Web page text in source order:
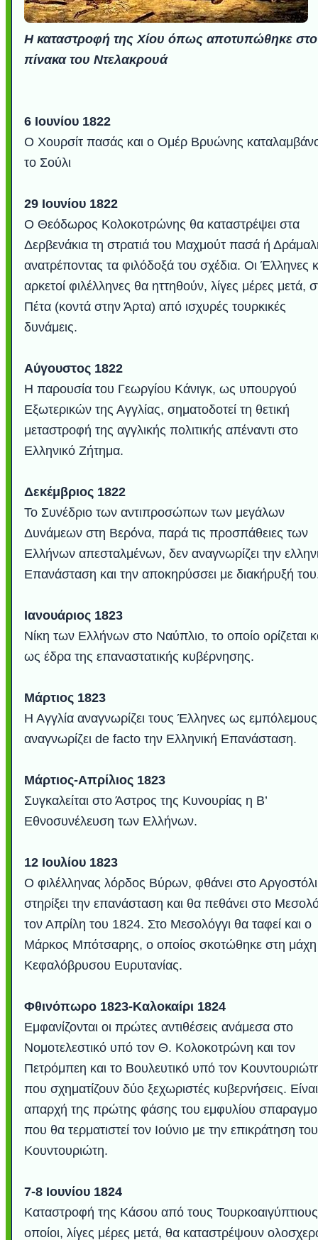
Η καταστροφή της Χίου όπως αποτυπώθηκε
πίνακα του Ντελακρουά
6 Ιουνίου 1822
Ο Χουρσίτ πασάς και ο Ομέρ Βρυώνης
το Σούλι
29 Ιουνίου 1822
Ο Θεόδωρος Κολοκοτρώνης θα καταστρέψει στα
Δερβενάκια τη στρατιά του Μαχμούτ πασά ή
ανατρέποντας τα φιλόδοξά του σχέδια. Οι Έλληνες
αρκετοί φιλέλληνες θα ηττηθούν, λίγες μέρες μετά,
Πέτα (κοντά στην Άρτα) από ισχυρές τουρκικές
δυνάμεις.
Αύγουστος 1822
Η παρουσία του Γεωργίου Κάνιγκ, ως υπουργού
Εξωτερικών της Αγγλίας, σηματοδοτεί τη θετική
μεταστροφή της αγγλικής πολιτικής απέναντι στο
Ελληνικό Ζήτημα.
Δεκέμβριος 1822
Το Συνέδριο των αντιπροσώπων των μεγάλων
Δυνάμεων στη Βερόνα, παρά τις προσπάθειες των
Ελλήνων απεσταλμένων, δεν αναγνωρίζει την
Επανάσταση και την αποκηρύσσει με διακήρυξή
Ιανουάριος 1823
Νίκη των Ελλήνων στο Ναύπλιο, το οποίο ορίζεται
ως έδρα της επαναστατικής κυβέρνησης.
Μάρτιος 1823
Η Αγγλία αναγνωρίζει τους Έλληνες ως εμπόλεμους
αναγνωρίζει de facto την Ελληνική Επανάσταση.
Μάρτιος-Απρίλιος 1823
Συγκαλείται στο Άστρος της Κυνουρίας η Β’
Εθνοσυνέλευση των Ελλήνων.
12 Ιουλίου 1823
Ο φιλέλληνας λόρδος Βύρων, φθάνει στο
στηρίξει την επανάσταση και θα πεθάνει στο
τον Απρίλη του 1824. Στο Μεσολόγγι θα ταφεί και ο
Μάρκος Μπότσαρης, ο οποίος σκοτώθηκε στη μάχη
Κεφαλόβρυσου Ευρυτανίας.
Φθινόπωρο 1823-Καλοκαίρι 1824
Εμφανίζονται οι πρώτες αντιθέσεις ανάμεσα στο
Νομοτελεστικό υπό τον Θ. Κολοκοτρώνη και τον
Πετρόμπεη και το Βουλευτικό υπό τον
που σχηματίζουν δύο ξεχωριστές κυβερνήσεις.
απαρχή της πρώτης φάσης του εμφυλίου
που θα τερματιστεί τον Ιούνιο με την επικράτηση του
Κουντουριώτη.
7-8 Ιουνίου 1824
Καταστροφή της Κάσου από τους
οποίοι, λίγες μέρες μετά, θα καταστρέψουν